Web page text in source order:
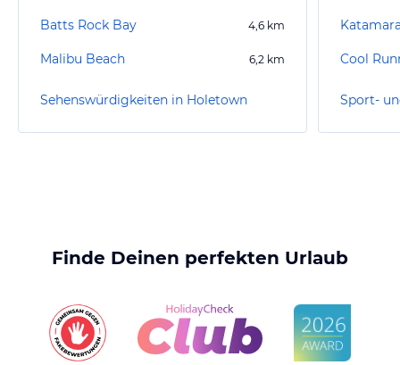
Batts Rock Bay 4,6 km
Malibu Beach 6,2 km
Sehenswürdigkeiten in Holetown
Finde Deinen perfekten Urlaub